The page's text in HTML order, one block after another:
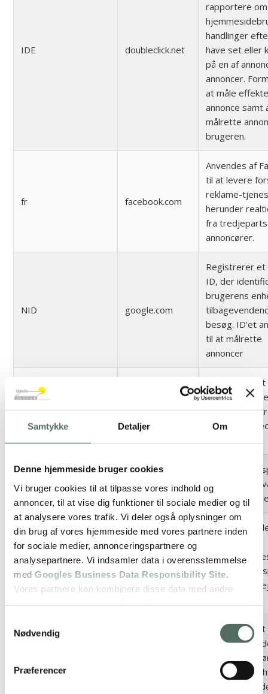
Samtykke Detaljer Om
Denne hjemmeside bruger cookies
Vi bruger cookies til at tilpasse vores indhold og
annoncer, til at vise dig funktioner til sociale medier og til
at analysere vores trafik. Vi deler også oplysninger om
din brug af vores hjemmeside med vores partnere inden
for sociale medier, annonceringspartnere og
analysepartnere. Vi indsamler data i overensstemmelse
med Googles Business Data Responsibility Site
Vores partnere kan kombinere disse data med andre
Nødvendig
Præferencer
IDE doubleclick.net
rapportere om
handlinger
have set eller
på en af
annoncer.
at måle
annonce samt
målrette
brugeren.
fr facebook.com
Anvendes af
til at levere
reklame-
herunder
fra
annoncører.
NID google.com
Registrerer et
ID, der
brugerens
besøg. ID’et
til at målrette
annoncer
GPS youtube.com
Registrerer et
på mobile
at muliggøre
baseret på
lang ads.linkedin.com
Gemmer det
brugeren har
en
lidc linkedin.com
Anvendes af
LinkedIn til at
brugen af
Registrerer
ID, der
Google til at
statistik over
den